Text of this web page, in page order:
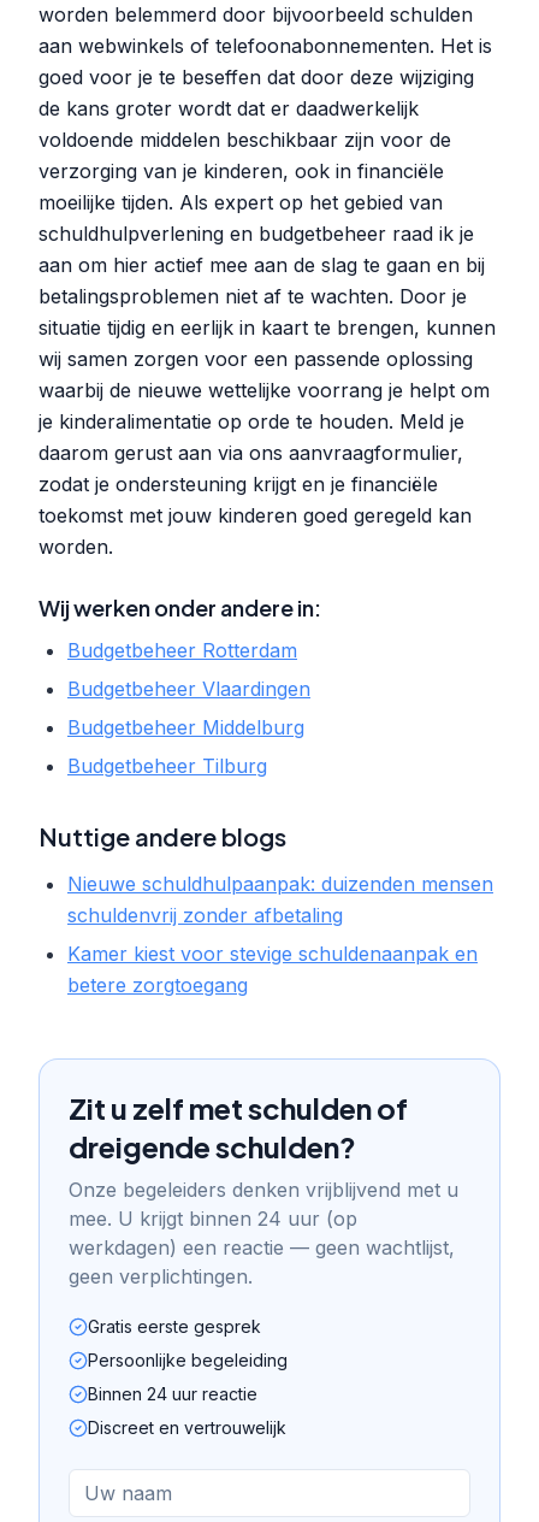
worden belemmerd door bijvoorbeeld schulden
aan webwinkels of telefoonabonnementen. Het is
goed voor je te beseffen dat door deze wijziging
de kans groter wordt dat er daadwerkelijk
voldoende middelen beschikbaar zijn voor de
verzorging van je kinderen, ook in financiële
moeilijke tijden. Als expert op het gebied van
schuldhulpverlening en budgetbeheer raad ik je
aan om hier actief mee aan de slag te gaan en bij
betalingsproblemen niet af te wachten. Door je
situatie tijdig en eerlijk in kaart te brengen, kunnen
wij samen zorgen voor een passende oplossing
waarbij de nieuwe wettelijke voorrang je helpt om
je kinderalimentatie op orde te houden. Meld je
daarom gerust aan via ons aanvraagformulier,
zodat je ondersteuning krijgt en je financiële
toekomst met jouw kinderen goed geregeld kan
worden.
Wij werken onder andere in:
Budgetbeheer Rotterdam
Budgetbeheer Vlaardingen
Budgetbeheer Middelburg
Budgetbeheer Tilburg
Nuttige andere blogs
Nieuwe schuldhulpaanpak: duizenden mensen
schuldenvrij zonder afbetaling
Kamer kiest voor stevige schuldenaanpak en
betere zorgtoegang
Zit u zelf met schulden of
dreigende schulden?
Onze begeleiders denken vrijblijvend met u
mee. U krijgt binnen 24 uur (op
werkdagen) een reactie — geen wachtlijst,
geen verplichtingen.
Gratis eerste gesprek
Persoonlijke begeleiding
Binnen 24 uur reactie
Discreet en vertrouwelijk